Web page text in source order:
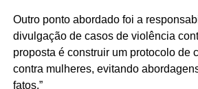
Outro ponto abordado foi a
divulgação de casos de violência
proposta é construir um protocolo de
contra mulheres, evitando
fatos.”